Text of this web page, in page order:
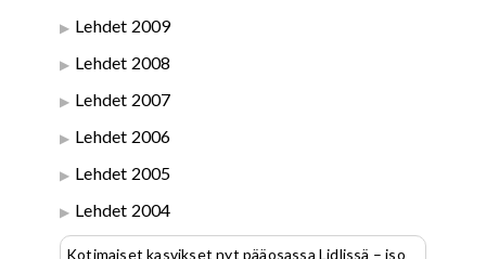
Lehdet 2009
Lehdet 2008
Lehdet 2007
Lehdet 2006
Lehdet 2005
Lehdet 2004
Kotimaiset kasvikset nyt pääosassa Lidlissä – iso